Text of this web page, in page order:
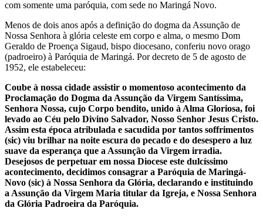
com somente uma paróquia, com sede no Maringá Novo.
Menos de dois anos após a definição do dogma da Assunção de
Nossa Senhora à glória celeste em corpo e alma, o mesmo Dom
Geraldo de Proença Sigaud, bispo diocesano, conferiu novo orago
(padroeiro) à Paróquia de Maringá. Por decreto de 5 de agosto de
1952, ele estabeleceu:
Coube à nossa cidade assistir o momentoso acontecimento da
Proclamação do Dogma da Assunção da Virgem Santíssima,
Senhora Nossa, cujo Corpo bendito, unido à Alma Gloriosa, foi
levado ao Céu pelo Divino Salvador, Nosso Senhor Jesus Cristo.
Assim esta época atribulada e sacudida por tantos soffrimentos
(sic) viu brilhar na noite escura do pecado e do desespero a luz
suave da esperança que a Assunção da Virgem irradia.
Desejosos de perpetuar em nossa Diocese este dulcíssimo
acontecimento, decidimos consagrar a Paróquia de Maringá-
Novo (sic) à Nossa Senhora da Glória, declarando e instituindo
a Assunção da Virgem Maria titular da Igreja, e Nossa Senhora
da Glória Padroeira da Paróquia.